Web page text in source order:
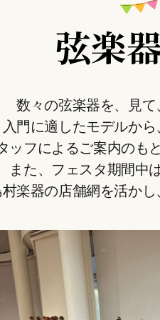
弦楽
数々の弦楽器を、見て
入門に適したモデルか
ッフによるご案内のも
また、フェスタ期間中
楽器の店舗網を活かし